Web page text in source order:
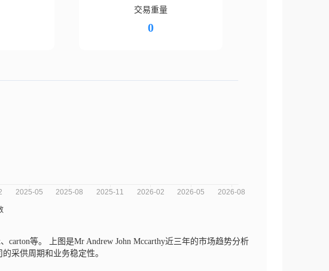
交易重量
0
carton等。
上图是Mr Andrew John Mccarthy近三年的市场趋势分析
采供周期和业务稳定性。